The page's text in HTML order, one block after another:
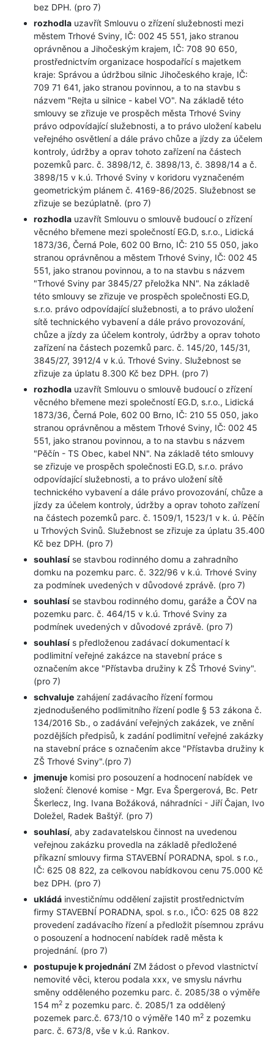
bez DPH. (pro 7)
rozhodla uzavřít Smlouvu o zřízení služebnosti mezi
městem Trhové Sviny, IČ: 002 45 551, jako stranou
oprávněnou a Jihočeským krajem, IČ: 708 90 650,
prostřednictvím organizace hospodařící s majetkem
kraje: Správou a údržbou silnic Jihočeského kraje, IČ:
709 71 641, jako stranou povinnou, a to na stavbu s
názvem "Rejta u silnice - kabel VO". Na základě této
smlouvy se zřizuje ve prospěch města Trhové Sviny
právo odpovídající služebnosti, a to právo uložení kabelu
veřejného osvětlení a dále právo chůze a jízdy za účelem
kontroly, údržby a oprav tohoto zařízení na částech
pozemků parc. č. 3898/12, č. 3898/13, č. 3898/14 a č.
3898/15 v k.ú. Trhové Sviny v koridoru vyznačeném
geometrickým plánem č. 4169-86/2025. Služebnost se
zřizuje se bezúplatně. (pro 7)
rozhodla uzavřít Smlouvu o smlouvě budoucí o zřízení
věcného břemene mezi společností EG.D, s.r.o., Lidická
1873/36, Černá Pole, 602 00 Brno, IČ: 210 55 050, jako
stranou oprávněnou a městem Trhové Sviny, IČ: 002 45
551, jako stranou povinnou, a to na stavbu s názvem
"Trhové Sviny par 3845/27 přeložka NN". Na základě
této smlouvy se zřizuje ve prospěch společnosti EG.D,
s.r.o. právo odpovídající služebnosti, a to právo uložení
sítě technického vybavení a dále právo provozování,
chůze a jízdy za účelem kontroly, údržby a oprav tohoto
zařízení na částech pozemků parc. č. 145/20, 145/31,
3845/27, 3912/4 v k.ú. Trhové Sviny. Služebnost se
zřizuje za úplatu 8.300 Kč bez DPH. (pro 7)
rozhodla uzavřít Smlouvu o smlouvě budoucí o zřízení
věcného břemene mezi společností EG.D, s.r.o., Lidická
1873/36, Černá Pole, 602 00 Brno, IČ: 210 55 050, jako
stranou oprávněnou a městem Trhové Sviny, IČ: 002 45
551, jako stranou povinnou, a to na stavbu s názvem
"Pěčín - TS Obec, kabel NN". Na základě této smlouvy
se zřizuje ve prospěch společnosti EG.D, s.r.o. právo
odpovídající služebnosti, a to právo uložení sítě
technického vybavení a dále právo provozování, chůze a
jízdy za účelem kontroly, údržby a oprav tohoto zařízení
na částech pozemků parc. č. 1509/1, 1523/1 v k. ú. Pěčín
u Trhových Svinů. Služebnost se zřizuje za úplatu 35.400
Kč bez DPH. (pro 7)
souhlasí se stavbou rodinného domu a zahradního
domku na pozemku parc. č. 322/96 v k.ú. Trhové Sviny
za podmínek uvedených v důvodové zprávě. (pro 7)
souhlasí se stavbou rodinného domu, garáže a ČOV na
pozemku parc. č. 464/15 v k.ú. Trhové Sviny za
podmínek uvedených v důvodové zprávě. (pro 7)
souhlasí s předloženou zadávací dokumentací k
podlimitní veřejné zakázce na stavební práce s
označením akce "Přístavba družiny k ZŠ Trhové Sviny".
(pro 7)
schvaluje zahájení zadávacího řízení formou
zjednodušeného podlimitního řízení podle § 53 zákona č.
134/2016 Sb., o zadávání veřejných zakázek, ve znění
pozdějších předpisů, k zadání podlimitní veřejné zakázky
na stavební práce s označením akce "Přístavba družiny k
ZŠ Trhové Sviny".(pro 7)
jmenuje komisi pro posouzení a hodnocení nabídek ve
složení: členové komise - Mgr. Eva Špergerová, Bc. Petr
Škerlecz, Ing. Ivana Božáková, náhradníci - Jiří Čajan, Ivo
Doležel, Radek Baštýř. (pro 7)
souhlasí, aby zadavatelskou činnost na uvedenou
veřejnou zakázku provedla na základě předložené
příkazní smlouvy firma STAVEBNÍ PORADNA, spol. s r.o.,
IČ: 625 08 822, za celkovou nabídkovou cenu 75.000 Kč
bez DPH. (pro 7)
ukládá investičnímu oddělení zajistit prostřednictvím
firmy STAVEBNÍ PORADNA, spol. s r.o., IČO: 625 08 822
provedení zadávacího řízení a předložit písemnou zprávu
o posouzení a hodnocení nabídek radě města k
projednání. (pro 7)
postupuje k projednání ZM žádost o převod vlastnictví
nemovité věci, kterou podala xxx, ve smyslu návrhu
směny odděleného pozemku parc. č. 2085/38 o výměře
154 m2 z pozemku parc. č. 2085/1 za oddělený
pozemek parc.č. 673/10 o výměře 140 m2 z pozemku
parc. č. 673/8, vše v k.ú. Rankov.